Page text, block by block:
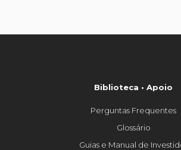
Biblioteca • Apoio
Perguntas Frequentes
Glossário
Guias e Manual de